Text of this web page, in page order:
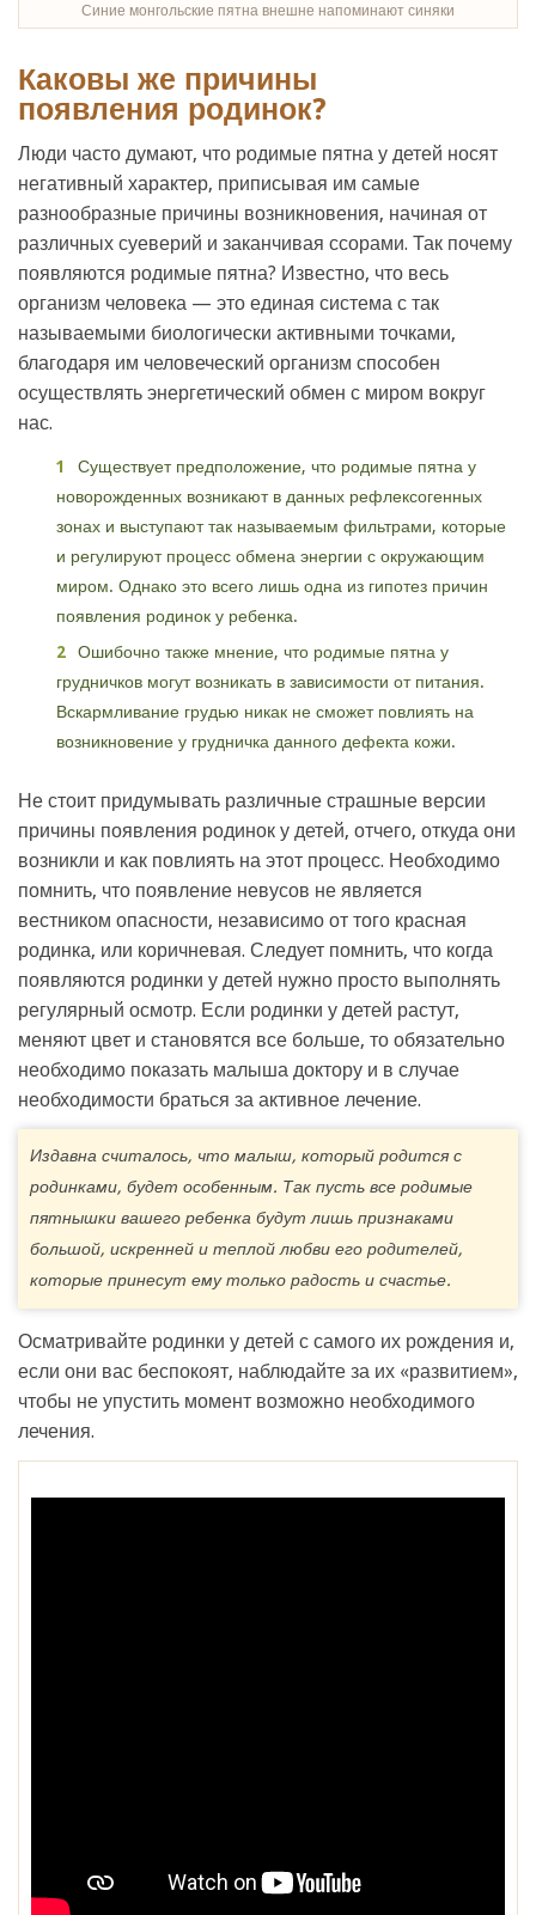
Синие монгольские пятна внешне напоминают синяки
Каковы же причины
появления родинок?
Люди часто думают, что родимые пятна у детей носят
негативный характер, приписывая им самые
разнообразные причины возникновения, начиная от
различных суеверий и заканчивая ссорами. Так почему
появляются родимые пятна? Известно, что весь
организм человека — это единая система с так
называемыми биологически активными точками,
благодаря им человеческий организм способен
осуществлять энергетический обмен с миром вокруг
нас.
Существует предположение, что родимые пятна у
новорожденных возникают в данных рефлексогенных
зонах и выступают так называемым фильтрами, которые
и регулируют процесс обмена энергии с окружающим
миром. Однако это всего лишь одна из гипотез причин
появления родинок у ребенка.
Ошибочно также мнение, что родимые пятна у
грудничков могут возникать в зависимости от питания.
Вскармливание грудью никак не сможет повлиять на
возникновение у грудничка данного дефекта кожи.
Не стоит придумывать различные страшные версии
причины появления родинок у детей, отчего, откуда они
возникли и как повлиять на этот процесс. Необходимо
помнить, что появление невусов не является
вестником опасности, независимо от того красная
родинка, или коричневая. Следует помнить, что когда
появляются родинки у детей нужно просто выполнять
регулярный осмотр. Если родинки у детей растут,
меняют цвет и становятся все больше, то обязательно
необходимо показать малыша доктору и в случае
необходимости браться за активное лечение.
Издавна считалось, что малыш, который родится с
родинками, будет особенным. Так пусть все родимые
пятнышки вашего ребенка будут лишь признаками
большой, искренней и теплой любви его родителей,
которые принесут ему только радость и счастье.
Осматривайте родинки у детей с самого их рождения и,
если они вас беспокоят, наблюдайте за их «развитием»,
чтобы не упустить момент возможно необходимого
лечения.